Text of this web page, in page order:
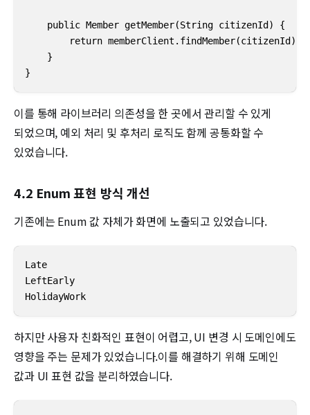
    public Member getMember(String citizenId) {
        return memberClient.findMember(citizenId);
    }
}
이를 통해 라이브러리 의존성을 한 곳에서 관리할 수 있게
되었으며, 예외 처리 및 후처리 로직도 함께 공통화할 수
있었습니다.
4.2 Enum 표현 방식 개선
기존에는 Enum 값 자체가 화면에 노출되고 있었습니다.
Late
LeftEarly
HolidayWork
하지만 사용자 친화적인 표현이 어렵고, UI 변경 시 도메인에도
영향을 주는 문제가 있었습니다.이를 해결하기 위해 도메인
값과 UI 표현 값을 분리하였습니다.